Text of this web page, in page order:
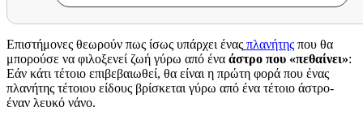
Επιστήμονες θεωρούν πως ίσως υπάρχει ένας πλανήτης που θα
μπορούσε να φιλοξενεί ζωή γύρω από ένα άστρο που «πεθαίνει»:
Εάν κάτι τέτοιο επιβεβαιωθεί, θα είναι η πρώτη φορά που ένας
πλανήτης τέτοιου είδους βρίσκεται γύρω από ένα τέτοιο άστρο-
έναν λευκό νάνο.